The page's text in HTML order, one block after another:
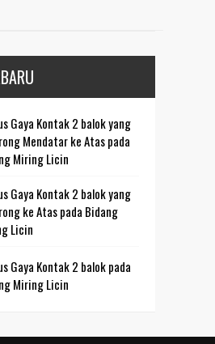
Gaya Kontak 2 balok yang
Mendatar ke Atas pada
Miring Licin
Gaya Kontak 2 balok yang
ke Atas pada Bidang
Licin
Gaya Kontak 2 balok pada
Miring Licin